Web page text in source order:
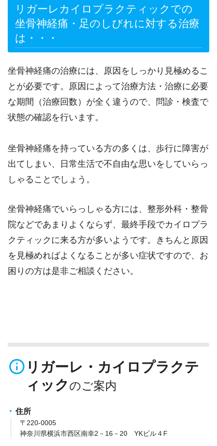
リガーレカイロプラクティックでの
坐骨神経痛・足のしびれに対する治療
は・・・
坐骨神経痛の治療には、原因をしっかり見極めるこ
とが必要です。原因によって治療方法・治療に必要
な期間（治療回数）が全く違うので、問診・検査で
状態の確認を行います。
坐骨神経痛を持っている方の多くは、歩行に障害が
出てしまい、日常生活で不自由な思いをしていらっ
しゃることでしょう。
坐骨神経痛でいらっしゃる方には、整形外科・整骨
院などであまりよくならず、最終手段でカイロプラ
クティックに来る方が多いようです。きちんと原因
を見極めればよくなることが多い症状ですので、お
困りの方は是非ご相談ください。
info_outline リガーレ・カイロプラクテ
ィック
住所
〒220-0005
神奈川県横浜市西区南幸2－16－20 YKビル４F